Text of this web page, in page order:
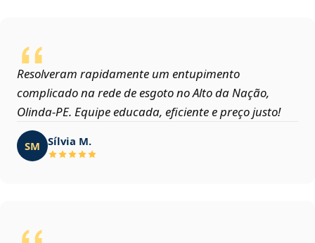
Resolveram rapidamente um entupimento
complicado na rede de esgoto no Alto da Nação,
Olinda‑PE. Equipe educada, eficiente e preço justo!
SM Sílvia M.